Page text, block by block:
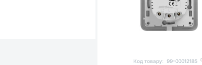
Код товару: 99-00012185